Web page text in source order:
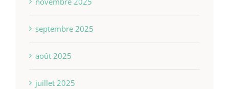
septembre 2025
août 2025
juillet 2025